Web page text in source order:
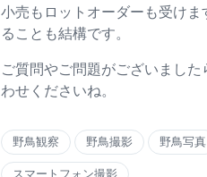
小売もロットオーダーも受けま
ることも結構です。
ご質問やご問題がございまし
わせくださいね。
野鳥観察 野鳥撮影 野鳥写真
スマートフォン撮影